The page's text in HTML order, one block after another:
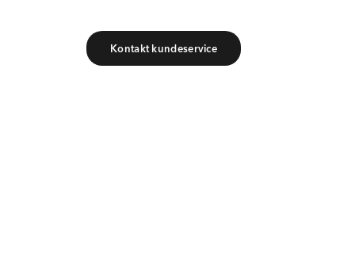
Kontakt kundeservice